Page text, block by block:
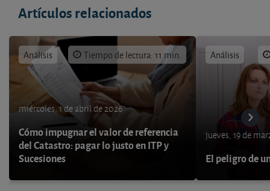
Artículos relacionados
Análisis Tiempo de lectura: 11 min.
miércoles, 1 de abril de 2026
Cómo impugnar el valor de referencia
del Catastro: pagar lo justo en ITP y
Sucesiones
Análisis
jueves, 19 de
El peligro de